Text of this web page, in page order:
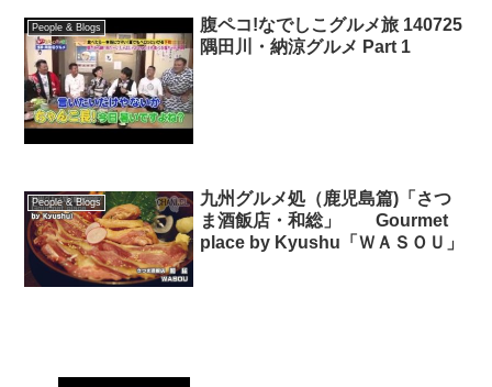
People & Blogs
腹ペコ!なでしこグルメ旅 140725
隅田川・納涼グルメ Part 1
People & Blogs
九州グルメ処（鹿児島篇)「さつ
ま酒飯店・和総」 Gourmet
place by Kyushu「ＷＡＳＯＵ」